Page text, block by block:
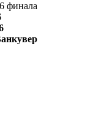
финала